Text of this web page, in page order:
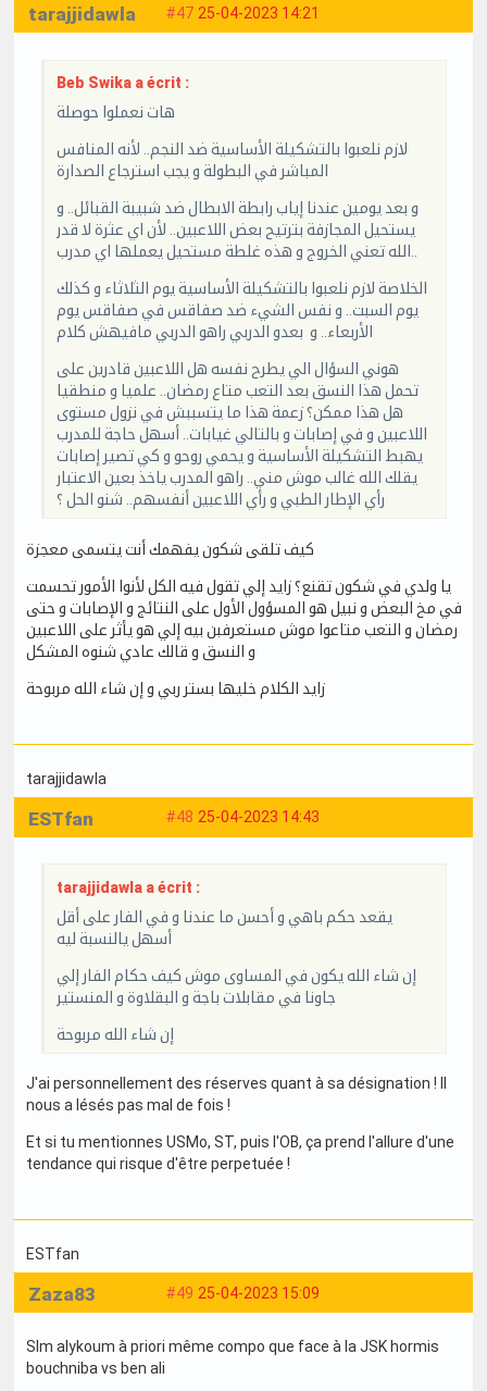
#47 25-04-2023 14:21
tarajjidawla
Beb Swika a écrit :
هات نعملوا حوصلة
لازم نلعبوا بالتشكيلة الأساسية ضد النجم.. لأنه المنافس
المباشر في البطولة و يجب استرجاع الصدارة
و بعد يومين عندنا إياب رابطة الابطال ضد شبيبة القبائل.. و
يستحيل المجازفة بترتيح بعض اللاعبين.. لأن اي عثرة لا قدر
الخلاصة لازم نلعبوا بالتشكيلة الأساسية يوم الثلاثاء و كذلك
يوم السبت.. و نفس الشيء ضد صفاقس في صفاقس يوم
الأربعاء.. و بعدو الدربي راهو الدربي مافيهش كلام
هوني السؤال الي يطرح نفسه هل اللاعبين قادرين على
تحمل هذا النسق بعد التعب متاع رمضان.. علميا و منطقيا
هل هذا ممكن؟ زعمة هذا ما يتسببش في نزول مستوى
اللاعبين و في إصابات و بالتالي غيابات.. أسهل حاجة للمدرب
يهبط التشكيلة الأساسية و يحمي روحو و كي تصير إصابات
يقلك الله غالب موش مني.. راهو المدرب ياخذ بعين الاعتبار
رأي الإطار الطبي و رأي اللاعبين أنفسهم.. شنو الحل ؟
كيف تلقى شكون يفهمك أنت يتسمى معجزة
يا ولدي في شكون تقنع؟ زايد إلي تقول فيه الكل لأنوا الأمور تحسمت
في مخ البعض و نبيل هو المسؤول الأول على النتائج و الإصابات و حتى
رمضان و التعب متاعوا موش مستعرفبن بيه إلي هو يأثر على اللاعبين
و النسق و قالك عادي شنوه المشكل
زايد الكلام خليها بستر ربي و إن شاء الله مربوحة
tarajjidawla
#48 25-04-2023 14:43
ESTfan
tarajjidawla a écrit :
يقعد حكم باهي و أحسن ما عندنا و في الفار على أقل
أسهل يالنسبة ليه
إن شاء الله يكون في المساوى موش كيف حكام الفار إلي
جاونا في مقابلات باجة و البقلاوة و المنستير
إن شاء الله مربوحة
J'ai personnellement des réserves quant à sa désignation ! Il
nous a lésés pas mal de fois !
Et si tu mentionnes USMo, ST, puis l'OB, ça prend l'allure d'une
tendance qui risque d'être perpetuée !
ESTfan
#49 25-04-2023 15:09
Zaza83
Slm alykoum à priori même compo que face à la JSK hormis
bouchniba vs ben ali